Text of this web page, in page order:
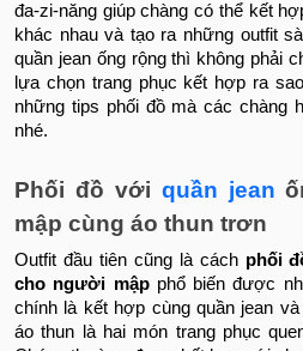
đa-zi-năng giúp chàng có thể kết
khác nhau và tạo ra những outfit
quần jean ống rộng thì không phải
lựa chọn trang phục kết hợp ra
những tips phối đồ mà các chàng
nhé.
Phối đồ với quần jean
mập cùng áo thun trơn
Outfit đầu tiên cũng là cách phối
cho người mậpphổ biến được
chính là kết hợp cùng quần jean
áo thun là hai món trang phục